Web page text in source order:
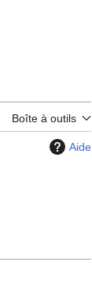
Boîte à outils
Aide